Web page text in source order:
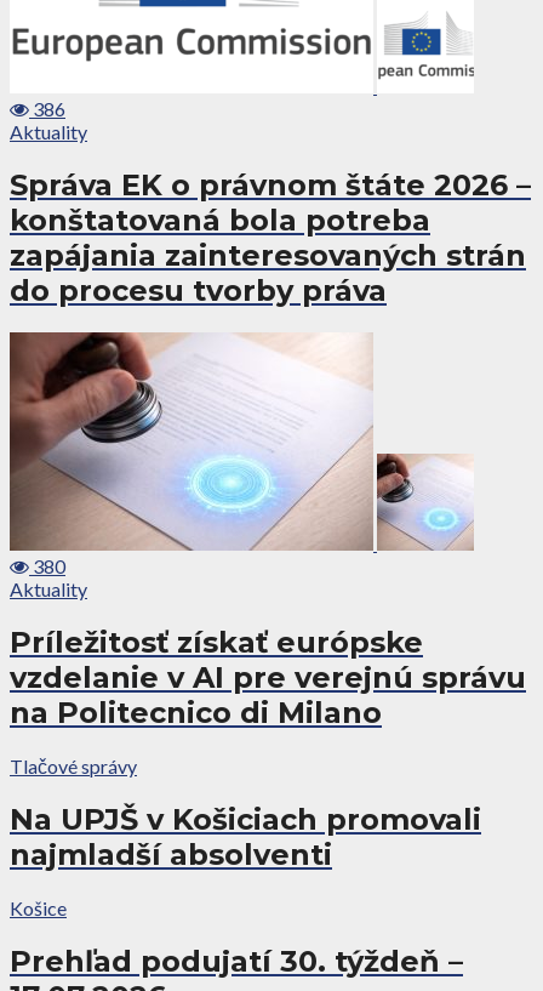
386
Aktuality
Správa EK o právnom štáte 2026 –
konštatovaná bola potreba
zapájania zainteresovaných strán
do procesu tvorby práva
380
Aktuality
Príležitosť získať európske
vzdelanie v AI pre verejnú správu
na Politecnico di Milano
Tlačové správy
Na UPJŠ v Košiciach promovali
najmladší absolventi
Košice
Prehľad podujatí 30. týždeň –